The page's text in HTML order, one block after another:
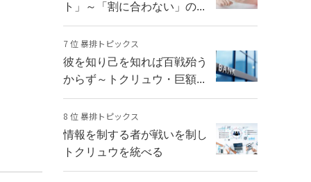
ト」～「割に合わない」の...
7 位 暴排トピックス
彼を知り己を知れば百戦殆う
からず～トクリュウ・巨額...
8 位 暴排トピックス
情報を制する者が戦いを制し
トクリュウを統べる